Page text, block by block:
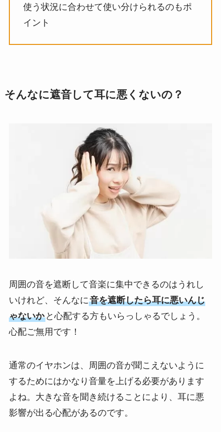
使う状況に合わせて使い分けられるのもポ
イント
そんなに遮音して耳に悪くないの？
周囲の音を遮断して音楽に集中できるのはうれし
いけれど、そんなに音を遮断したら耳に悪いんじ
ゃないかと心配する方もいらっしゃるでしょう。
心配ご無用です！
通常のイヤホンは、周囲の音が聞こえないように
するためにはかなり音量を上げる必要があります
よね。大きな音を聞き続けることにより、耳に悪
影響が出る心配があるのです。